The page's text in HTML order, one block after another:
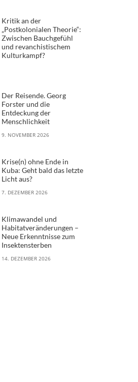
Kritik an der
„Postkolonialen Theorie“:
Zwischen Bauchgefühl
und revanchistischem
Kulturkampf?
Der Reisende. Georg
Forster und die
Entdeckung der
Menschlichkeit
9. NOVEMBER 2026
Krise(n) ohne Ende in
Kuba: Geht bald das letzte
Licht aus?
7. DEZEMBER 2026
Klimawandel und
Habitatveränderungen –
Neue Erkenntnisse zum
Insektensterben
14. DEZEMBER 2026